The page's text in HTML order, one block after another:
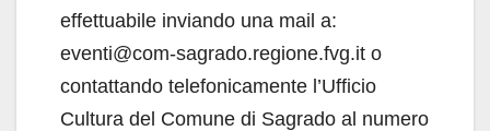
effettuabile inviando una mail a:
eventi@com-sagrado.regione.fvg.it o
contattando telefonicamente l’Ufficio
Cultura del Comune di Sagrado al numero